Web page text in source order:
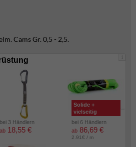
Cams Gr. 0,5 - 2,5.
i
bei 3 Händlern
ab 18,55 €
Solide +
vielseitig
bei 6 Händlern
ab 86,69 €
2.91€ / m